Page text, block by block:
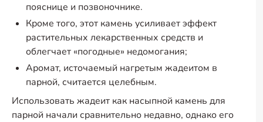
пояснице и позвоночнике.
Кроме того, этот камень усиливает эффект
растительных лекарственных средств и
облегчает «погодные» недомогания;
Аромат, источаемый нагретым жадеитом в
парной, считается целебным.
Использовать жадеит как насыпной камень для
парной начали сравнительно недавно, однако его